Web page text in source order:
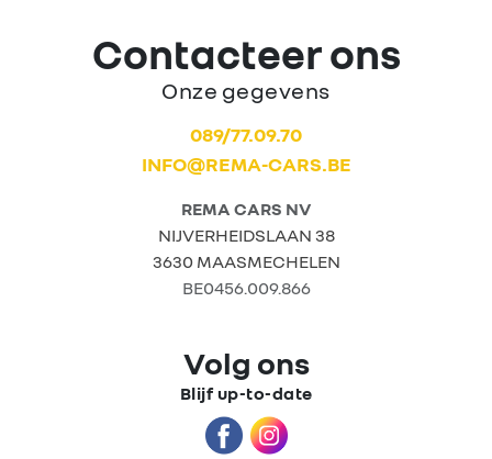
Contacteer ons
Onze gegevens
089/77.09.70
INFO@REMA-CARS.BE
REMA CARS NV
NIJVERHEIDSLAAN 38
3630 MAASMECHELEN
BE0456.009.866
Volg ons
Blijf up-to-date